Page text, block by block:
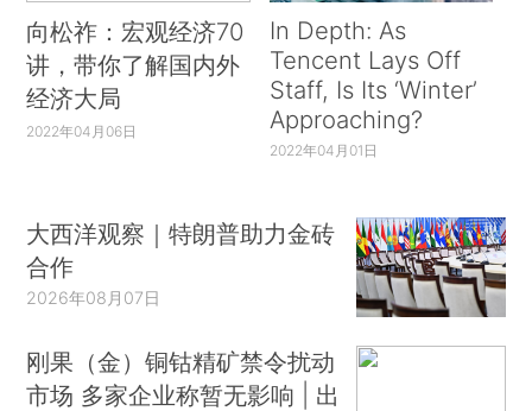
向松祚：宏观经济70
讲，带你了解国内外
经济大局
2022年04月06日
In Depth: As
Tencent Lays Off
Staff, Is Its ‘Winter’
Approaching?
2022年04月01日
大西洋观察｜特朗普助力金砖
合作
2026年08月07日
刚果（金）铜钴精矿禁令扰动
市场 多家企业称暂无影响 | 出